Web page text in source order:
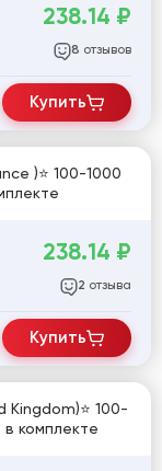
238.14 ₽
8 отзывов
Купить
)⭐️ 100-1000
238.14 ₽
2 отзыва
Купить
Kingdom)⭐️ 100-
комплекте